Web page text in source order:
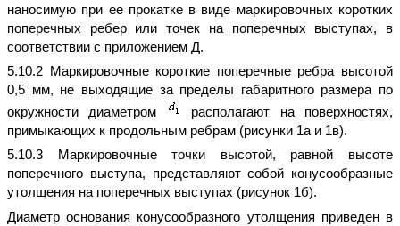
наносимую при ее прокатке в виде маркировочных коротких
поперечных ребер или точек на поперечных выступах, в
соответствии с приложением Д.
5.10.2 Маркировочные короткие поперечные ребра высотой
0,5 мм, не выходящие за пределы габаритного размера по
окружности диаметром
располагают на поверхностях,
примыкающих к продольным ребрам (рисунки 1а и 1в).
5.10.3 Маркировочные точки высотой, равной высоте
поперечного выступа, представляют собой конусообразные
утолщения на поперечных выступах (рисунок 1б).
Диаметр основания конусообразного утолщения приведен в